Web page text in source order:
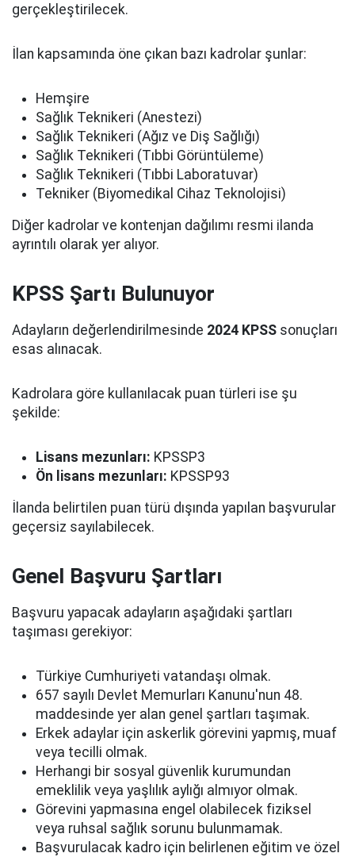
gerçekleştirilecek.
İlan kapsamında öne çıkan bazı kadrolar şunlar:
Hemşire
Sağlık Teknikeri (Anestezi)
Sağlık Teknikeri (Ağız ve Diş Sağlığı)
Sağlık Teknikeri (Tıbbi Görüntüleme)
Sağlık Teknikeri (Tıbbi Laboratuvar)
Tekniker (Biyomedikal Cihaz Teknolojisi)
Diğer kadrolar ve kontenjan dağılımı resmi ilanda
ayrıntılı olarak yer alıyor.
KPSS Şartı Bulunuyor
Adayların değerlendirilmesinde 2024 KPSS sonuçları
esas alınacak.
Kadrolara göre kullanılacak puan türleri ise şu
şekilde:
Lisans mezunları: KPSSP3
Ön lisans mezunları: KPSSP93
İlanda belirtilen puan türü dışında yapılan başvurular
geçersiz sayılabilecek.
Genel Başvuru Şartları
Başvuru yapacak adayların aşağıdaki şartları
taşıması gerekiyor:
Türkiye Cumhuriyeti vatandaşı olmak.
657 sayılı Devlet Memurları Kanunu'nun 48.
maddesinde yer alan genel şartları taşımak.
Erkek adaylar için askerlik görevini yapmış, muaf
veya tecilli olmak.
Herhangi bir sosyal güvenlik kurumundan
emeklilik veya yaşlılık aylığı almıyor olmak.
Görevini yapmasına engel olabilecek fiziksel
veya ruhsal sağlık sorunu bulunmamak.
Başvurulacak kadro için belirlenen eğitim ve özel